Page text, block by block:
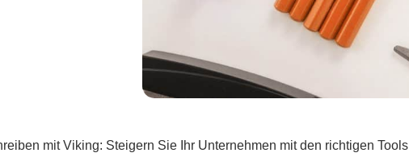
mit Viking: Steigern Sie Ihr Unternehmen mit den richtigen Tools